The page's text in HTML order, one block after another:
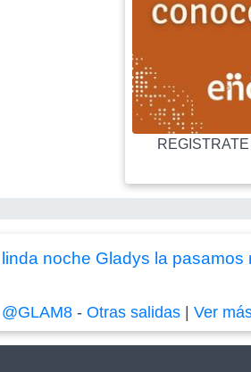
noche Gladys la pasamos
@GLAM8 -Otras salidas |Ver